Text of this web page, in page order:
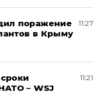
поражение
в Крыму
11:27
– WSJ
11:21